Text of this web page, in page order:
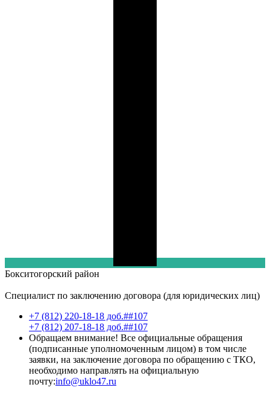
Бокситогорский район
Специалист по заключению договора (для юридических лиц)
+7 (812) 220-18-18 доб.##107
+7 (812) 207-18-18 доб.##107
Обращаем внимание! Все официальные обращения
(подписанные уполномоченным лицом) в том числе
заявки, на заключение договора по обращению с ТКО,
необходимо направлять на официальную
почту:info@uklo47.ru